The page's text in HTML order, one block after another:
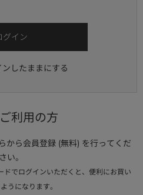
ンしたままにする
利用の方
から会員登録 (無料) を行ってくだ
さい。
ドでログインいただくと、便利にお買い
うになります。